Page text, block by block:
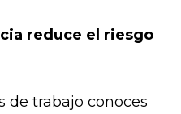
reduce el riesgo
de trabajo conoces